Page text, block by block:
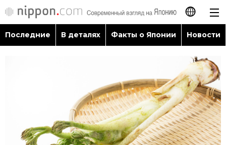
日本語
简体字
繁體字
Français
В деталях
Последние В деталях Факты о Японии Новости